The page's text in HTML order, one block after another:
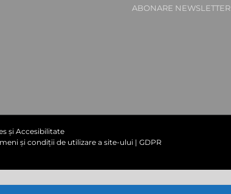
ABONARE NEWSLETTER
și Accesibilitate
și condiții de utilizare a site-ului| GDPR